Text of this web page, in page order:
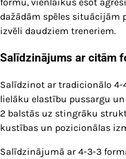
dažādām spēles situācijām
izvēli daudziem treneriem.
Salīdzinājums ar citām
Salīdzinot ar tradicionālo
lielāku elastību pussargu
2 balstās uz stingrāku
kustības un pozicionālas
Salīdzinājumā ar 4-3-3